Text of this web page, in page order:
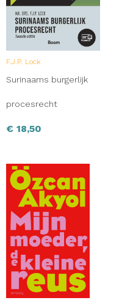
F.J.P. Lock
Surinaams burgerlijk
procesrecht
€ 18,50